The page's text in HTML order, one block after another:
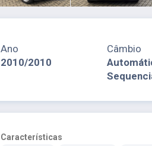
Ano
2010/2010
Câmbio
Características